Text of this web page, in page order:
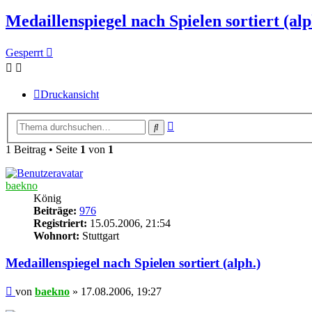
Medaillenspiegel nach Spielen sortiert
Gesperrt
Druckansicht
Suche
1 Beitrag • Seite 1 von 1
baekno
König
Beiträge: 976
Registriert: 15.05.2006, 21:54
Wohnort: Stuttgart
Medaillenspiegel nach Spielen sortiert (alph.)
Beitrag
von baekno » 17.08.2006, 19:27